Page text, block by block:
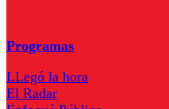
Programas
LLegó la hora
El Radar